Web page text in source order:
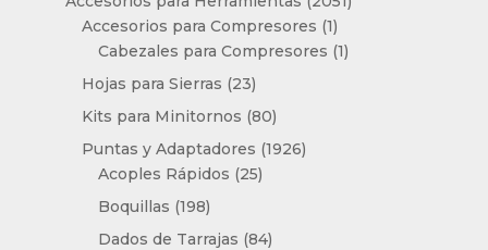
Accesorios para Compresores 11
producto
Cabezales para Compresores 11
Hojas para Sierras 2323
productos
Kits para Minitornos 8080
productos
Puntas y Adaptadores 19261926
Acoples Rápidos 2525
Boquillas 198198
productos
Dados de Tarrajas 8484